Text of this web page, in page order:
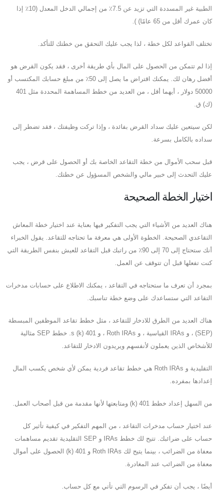
الطبية غير المسددة التي تزيد عن 7.5٪ من إجمالي الدخل المعدل (10٪ إذا
كان عمرك أقل من 65 عامًا) ).
تختلف القواعد لكل خطة ، لذا يجب عليك التحقق من خطتك للتأكد.
إذا لم تتمكن من الحصول على المال بأي طريقة أخرى ، فقد يكون القرض هو
أفضل رهان لك. يمكنك اقتراض ما يصل إلى 50٪ من مبلغ حسابك المكتسب أو
50000 دولار ، أيهما أقل ، من العديد من خطط المساهمة المحددة مثل 401
(ك) ق.
لكن سيتعين عليك سداد القرض بفائدة ، وإذا تركت وظيفتك ، فقد تضطر إلى
سداده بالكامل بسرعة.
قبل سحب الأموال من خطة التقاعد الخاصة بك أو الحصول على قرض ، يجب
عليك التحدث إلى خبير مالي والشخص المسؤول عن خطتك.
اختيار الخطة الصحيحة
هناك العديد من الأشياء التي يجب التفكير فيها بعناية عند اختيار خطة المعاش
التقاعدي الصحيحة. الخطوة الأولى هي معرفة ما تحتاجه للتقاعد. يقول الخبراء
أنك ستحتاج إلى 70 إلى 90٪ من راتبك قبل التقاعد للعيش بنفس الطريقة التي
كنت تفعلها قبل أن تتوقف عن العمل.
بمجرد أن تعرف ما ستحتاجه في التقاعد ، يمكنك الاطلاع على حسابات مدخرات
التقاعد التي ستساعدك على وضع خطة تناسبك.
هناك العديد من الطرق للادخار للتقاعد ، مثل خطط تقاعد الموظفين المبسطة
(SEP) ، و IRAs القياسية ، و Roth IRAs ، و 401 (k) s. خطط SEP مثالية
للأشخاص الذين يعملون لأنفسهم ويريدون الادخار للتقاعد.
التقليدية و Roth IRAs هي خطط تقاعد فردية يمكن لأي شخص يكسب المال
إعدادها بمفرده.
من السهل إعداد خطط 401 (k) ومتابعتها لأنها مقدمة من قبل أصحاب العمل.
عند اختيار حساب مدخرات التقاعد ، من المهم التفكير في كيفية تأثير كل
حساب على ضرائبك. تتيح لك خطط IRAs و SEP التقليدية تقديم مساهمات
معفاة من الضرائب ، بينما يتيح لك Roth IRAs و 401 (k) الحصول على أموال
معفاة من الضرائب عند المغادرة.
أيضًا ، يجب أن تفكر في الرسوم التي تأتي مع كل حساب.